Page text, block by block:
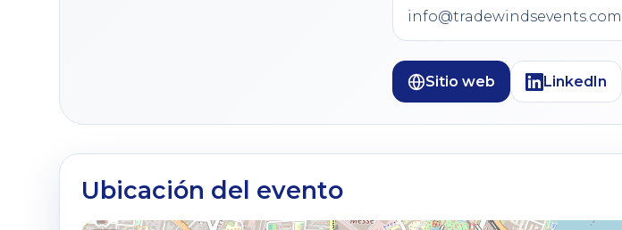
info@tradewindsevents.com
Sitio web LinkedIn
Ubicación del evento